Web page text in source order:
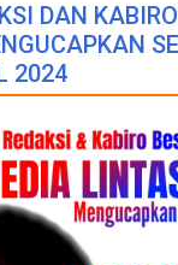
DAN
2024